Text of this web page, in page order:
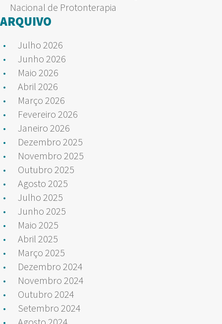
Nacional de Protonterapia
ARQUIVO
Julho 2026
Junho 2026
Maio 2026
Abril 2026
Março 2026
Fevereiro 2026
Janeiro 2026
Dezembro 2025
Novembro 2025
Outubro 2025
Agosto 2025
Julho 2025
Junho 2025
Maio 2025
Abril 2025
Março 2025
Dezembro 2024
Novembro 2024
Outubro 2024
Setembro 2024
Agosto 2024